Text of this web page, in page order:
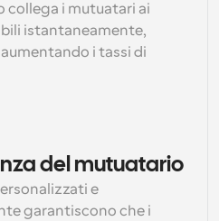
i mutuatari ai
istantaneamente,
i tassi di
del mutuatario
e
garantiscono che i